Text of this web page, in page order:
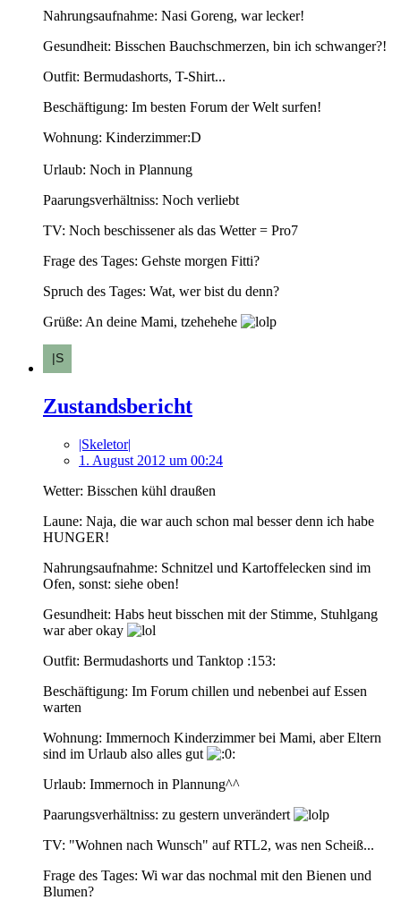
Nahrungsaufnahme: Nasi Goreng, war lecker!
Gesundheit: Bisschen Bauchschmerzen, bin ich schwanger?!
Outfit: Bermudashorts, T-Shirt...
Beschäftigung: Im besten Forum der Welt surfen!
Wohnung: Kinderzimmer:D
Urlaub: Noch in Plannung
Paarungsverhältniss: Noch verliebt
TV: Noch beschissener als das Wetter = Pro7
Frage des Tages: Gehste morgen Fitti?
Spruch des Tages: Wat, wer bist du denn?
Grüße: An deine Mami, tzehehehe
Zustandsbericht
|Skeletor|
1. August 2012 um 00:24
Wetter: Bisschen kühl draußen
Laune: Naja, die war auch schon mal besser denn ich habe
HUNGER!
Nahrungsaufnahme: Schnitzel und Kartoffelecken sind im
Ofen, sonst: siehe oben!
Gesundheit: Habs heut bisschen mit der Stimme, Stuhlgang
war aber okay
Outfit: Bermudashorts und Tanktop :153:
Beschäftigung: Im Forum chillen und nebenbei auf Essen
warten
Wohnung: Immernoch Kinderzimmer bei Mami, aber Eltern
sind im Urlaub also alles gut
Urlaub: Immernoch in Plannung^^
Paarungsverhältniss: zu gestern unverändert
TV: "Wohnen nach Wunsch" auf RTL2, was nen Scheiß...
Frage des Tages: Wi war das nochmal mit den Bienen und
Blumen?